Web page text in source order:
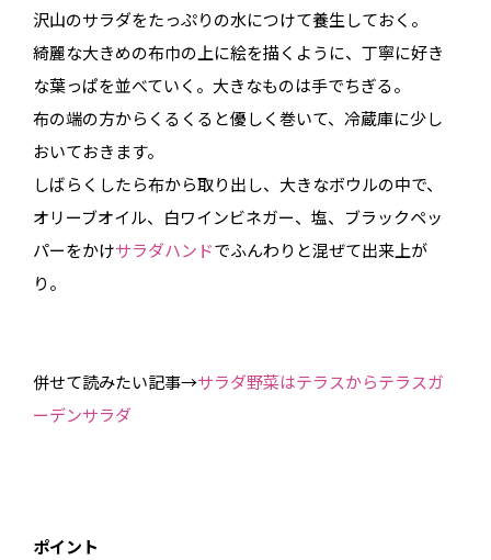
沢山のサラダをたっぷりの水につけて養生しておく。
綺麗な大きめの布巾の上に絵を描くように、丁寧に好き
な葉っぱを並べていく。大きなものは手でちぎる。
布の端の方からくるくると優しく巻いて、冷蔵庫に少し
おいておきます。
しばらくしたら布から取り出し、大きなボウルの中で、
オリーブオイル、白ワインビネガー、塩、ブラックペッ
パーをかけサラダハンドでふんわりと混ぜて出来上が
り。
併せて読みたい記事→サラダ野菜はテラスからテラスガ
ーデンサラダ
ポイント